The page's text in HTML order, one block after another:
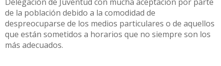
de la población debido a la comodidad de
despreocuparse de los medios particulares o de aquellos
que están sometidos a horarios que no siempre son los
más adecuados.